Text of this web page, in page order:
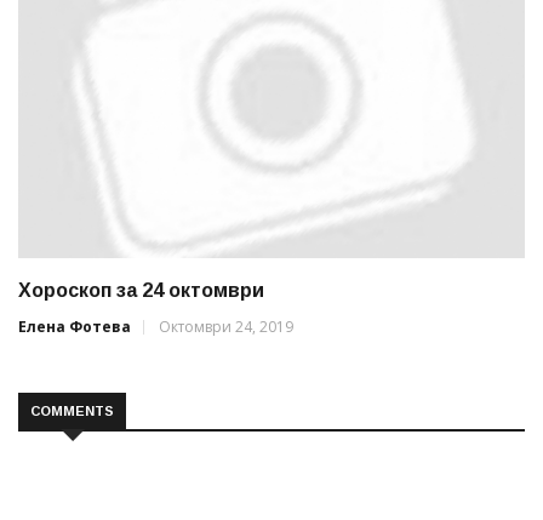
Хороскоп за 24 октомври
Елена Фотева
Октомври 24, 2019
COMMENTS